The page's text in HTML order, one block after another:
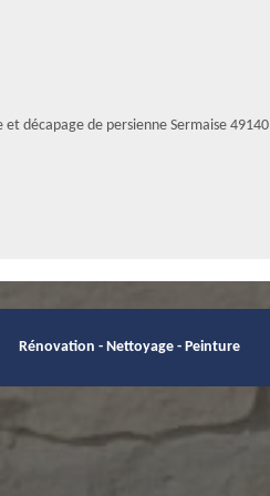
et décapage de persienne Sermaise 49140
Rénovation - Nettoyage - Peinture